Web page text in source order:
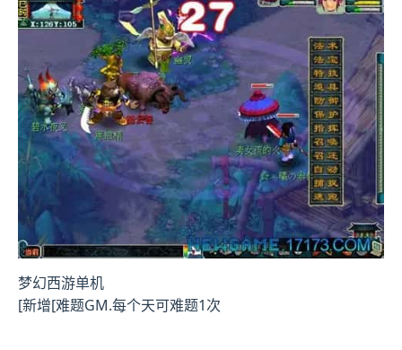
梦幻西游单机
[新增[难题GM.每个天可难题1次